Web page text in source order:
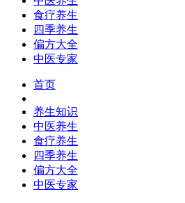
食疗养生
四季养生
偏方大全
中医专家
首页
养生知识
中医养生
食疗养生
四季养生
偏方大全
中医专家